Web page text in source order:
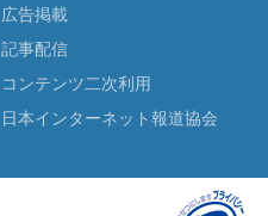
広告掲載
記事配信
コンテンツ二次利用
日本インターネット報道協会